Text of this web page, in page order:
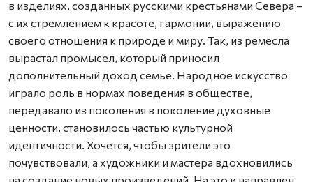
в изделиях, созданных русскими крестьянами Севера –
с их стремлением к красоте, гармонии, выражению
своего отношения к природе и миру. Так, из ремесла
вырастал промысел, который приносил
дополнительный доход семье. Народное искусст­во
играло роль в нормах поведения в обществе,
передавало из поколения в поколение духовные
ценности, становилось частью культурной
идентичности. Хочется, чтобы зрители это
почувствовали, а художники и мастера вдохновились